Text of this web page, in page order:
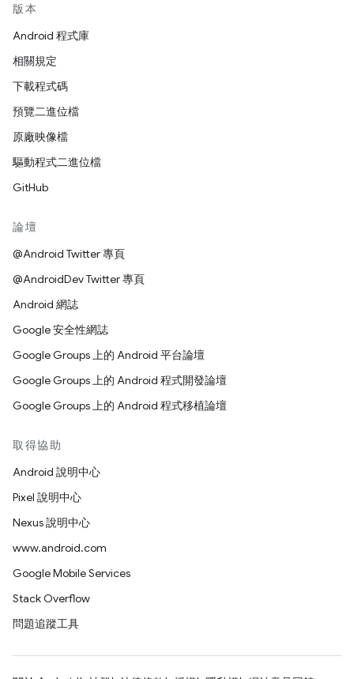
版本
Android 程式庫
相關規定
下載程式碼
預覽二進位檔
原廠映像檔
驅動程式二進位檔
GitHub
論壇
@Android Twitter 專頁
@AndroidDev Twitter 專頁
Android 網誌
Google 安全性網誌
Google Groups 上的 Android 平台論壇
Google Groups 上的 Android 程式開發論壇
Google Groups 上的 Android 程式移植論壇
取得協助
Android 說明中心
Pixel 說明中心
Nexus 說明中心
www.android.com
Google Mobile Services
Stack Overflow
問題追蹤工具